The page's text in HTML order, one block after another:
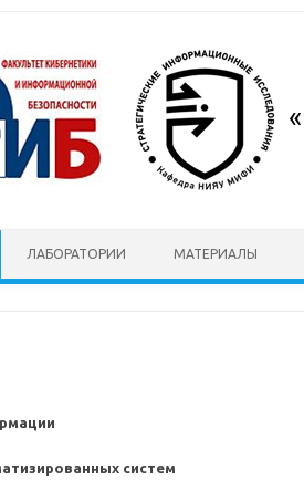
ЛАБОРАТОРИИ МАТЕРИАЛЫ
систем